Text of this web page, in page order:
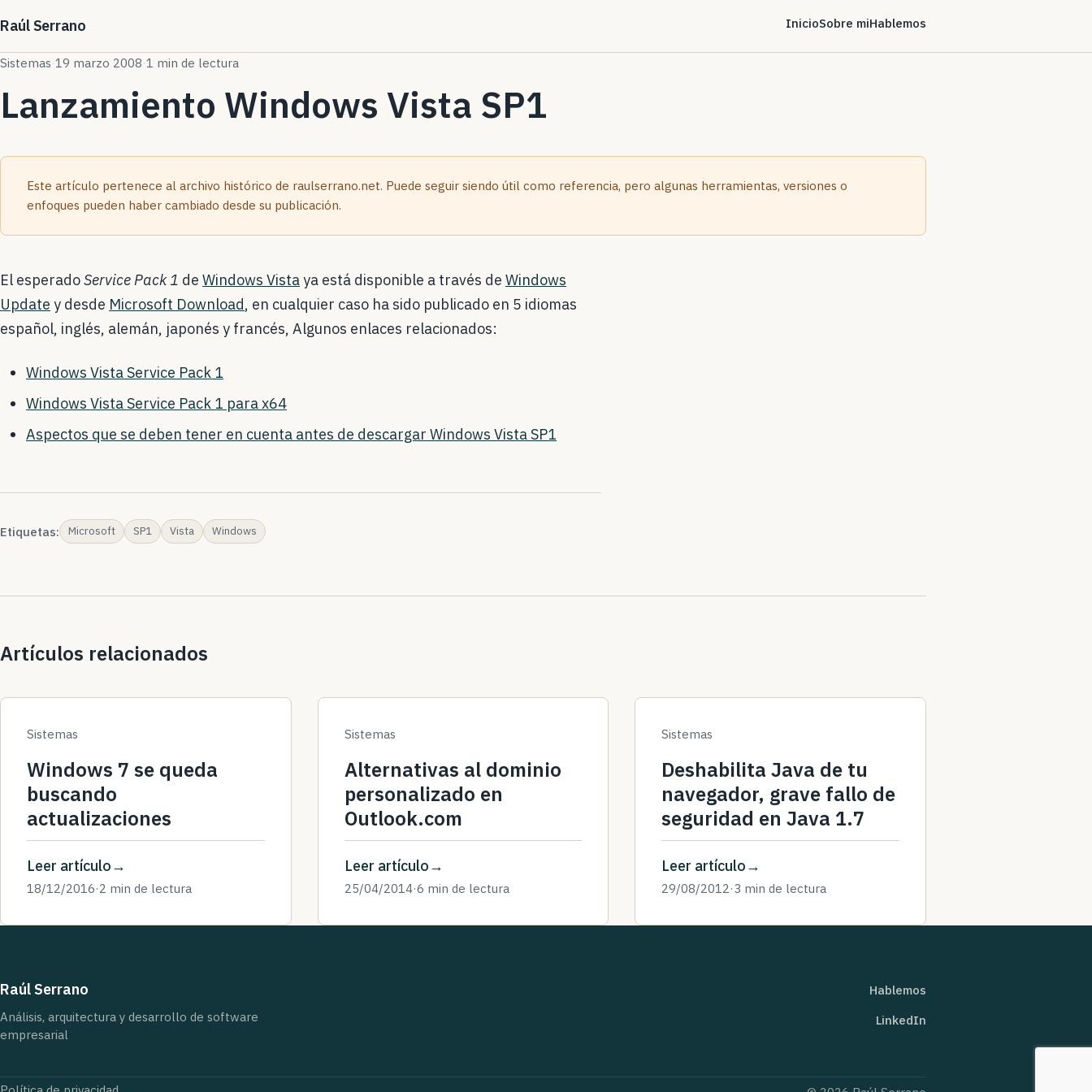
Raúl Serrano InicioSobre miHablemos
Sistemas·19 marzo 2008·1 min de lectura
Lanzamiento Windows Vista SP1
Este artículo pertenece al archivo histórico de raulserrano.net. Puede seguir siendo útil como referencia, pero algunas herramientas, versiones o
enfoques pueden haber cambiado desde su publicación.
El esperadoService Pack 1 de Windows Vistaya está disponible a través de Windows
Update y desde Microsoft Download, en cualquier caso ha sido publicado en 5 idiomas
español, inglés, alemán, japonés y francés, Algunos enlaces relacionados:
Windows Vista Service Pack 1
Windows Vista Service Pack 1 para x64
Aspectos que se deben tener en cuenta antes de descargar Windows Vista SP1
Etiquetas: Microsoft SP1 Vista Windows
Artículos relacionados
Sistemas
Windows 7 se queda
buscando
actualizaciones
Leer artículo
18/12/2016·2 min de lectura
Sistemas
Alternativas al dominio
personalizado en
Outlook.com
Leer artículo
25/04/2014·6 min de lectura
Sistemas
Deshabilita Java de tu
navegador, grave fallo de
seguridad en Java 1.7
Leer artículo
29/08/2012·3 min de lectura
Raúl Serrano
Análisis, arquitectura y desarrollo de software
empresarial
Hablemos
LinkedIn